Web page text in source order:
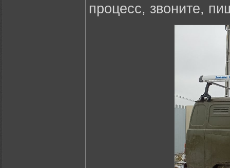
процесс, звоните,